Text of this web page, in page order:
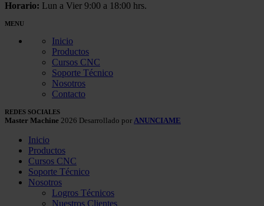
Horario: Lun a Vier 9:00 a 18:00 hrs.
MENU
Inicio
Productos
Cursos CNC
Soporte Técnico
Nosotros
Contacto
REDES SOCIALES
Master Machine 2026 Desarrollado por ANUNCIAME
Inicio
Productos
Cursos CNC
Soporte Técnico
Nosotros
Logros Técnicos
Nuestros Clientes